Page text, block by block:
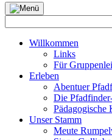
Zum
Inhalt
springen
nach:
Willkommen
Links
Für
Erleben
Abentuer
Die
Pädagogische
Unser Stamm
Meute